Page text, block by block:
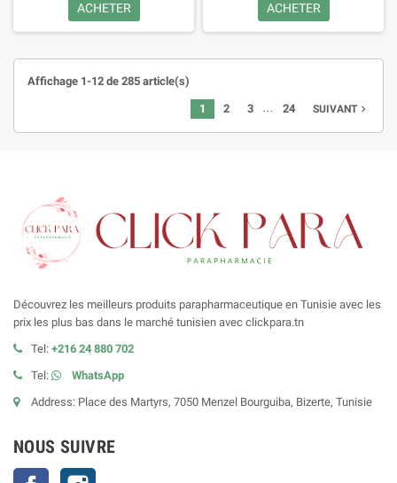
ACHETER ACHETER
Affichage 1-12 de 285 article(s)
1 2 3 … 24 SUIVANTnavigate_next
Découvrez les meilleurs produits parapharmaceutique en Tunisie avec les
prix les plus bas dans le marché tunisien avec clickpara.tn
Tel: +216 24 880 702
Tel:
WhatsApp
Address: Place des Martyrs, 7050 Menzel Bourguiba, Bizerte, Tunisie
NOUS SUIVRE
Facebook